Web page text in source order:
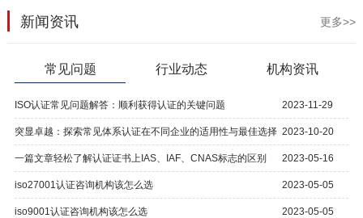
新闻资讯 更多>>
常见问题 行业动态 机构资讯
ISO认证常见问题解答：顺利获得认证的关键问题 2023-11-29
突显卓越：探索常见体系认证在不同企业的适用性与最佳选择 2023-10-20
一篇文章轻松了解认证证书上IAS、IAF、CNAS标志的区别 2023-05-16
iso27001认证咨询机构该怎么选 2023-05-05
iso9001认证咨询机构该怎么选 2023-05-05